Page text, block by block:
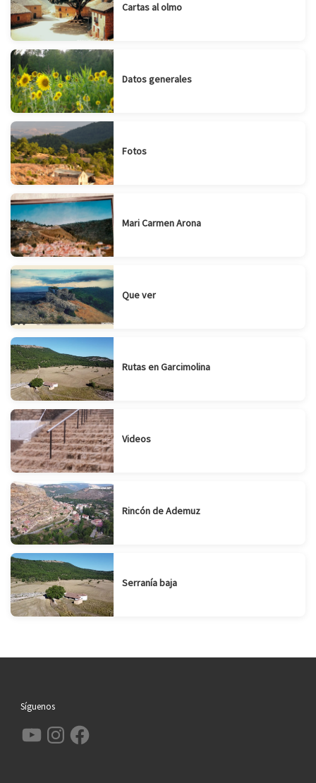
Cartas al olmo
Datos generales
Fotos
Mari Carmen Arona
Que ver
Rutas en Garcimolina
Videos
Rincón de Ademuz
Serranía baja
Síguenos
YouTube InstagramFacebook